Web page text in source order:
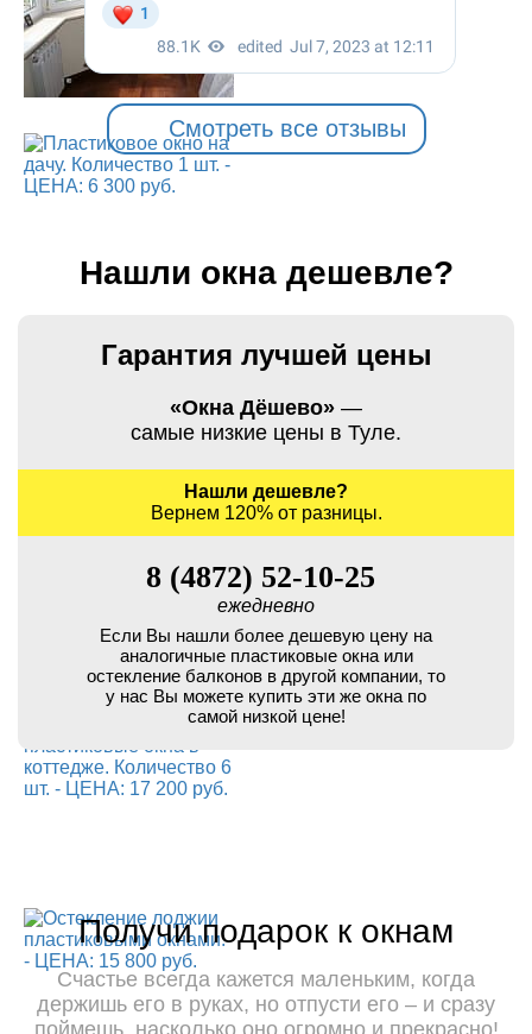
Смотреть все отзывы
Нашли окна дешевле?
Гарантия лучшей цены
«Окна Дёшево» —
самые низкие цены в Туле.
Нашли дешевле?
Вернем 120% от разницы.
8 (4872) 52-10-25
ежедневно
Если Вы нашли более дешевую цену на
аналогичные пластиковые окна или
остекление балконов в другой компании, то
у нас Вы можете купить эти же окна по
самой низкой цене!
Получи подарок к окнам
Счастье всегда кажется маленьким, когда
держишь его в руках, но отпусти его – и сразу
поймешь, насколько оно огромно и прекрасно!